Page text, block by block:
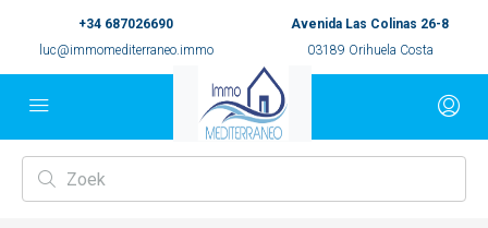
+34 687026690
luc@immomediterraneo.immo
Avenida Las Colinas 26-8
03189 Orihuela Costa